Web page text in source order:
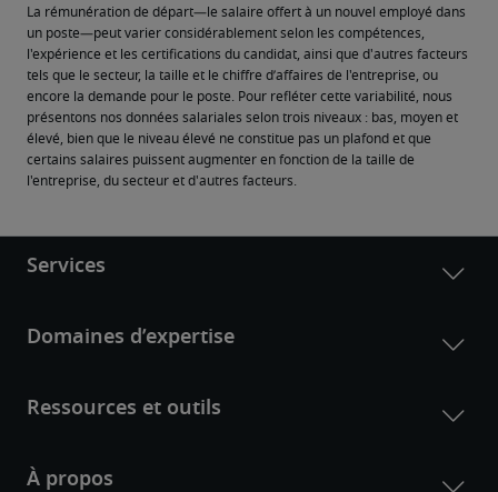
La rémunération de départ—le salaire offert à un nouvel employé dans
un poste—peut varier considérablement selon les compétences,
l'expérience et les certifications du candidat, ainsi que d'autres facteurs
tels que le secteur, la taille et le chiffre d’affaires de l'entreprise, ou
encore la demande pour le poste. Pour refléter cette variabilité, nous
présentons nos données salariales selon trois niveaux : bas, moyen et
élevé, bien que le niveau élevé ne constitue pas un plafond et que
certains salaires puissent augmenter en fonction de la taille de
l'entreprise, du secteur et d'autres facteurs.